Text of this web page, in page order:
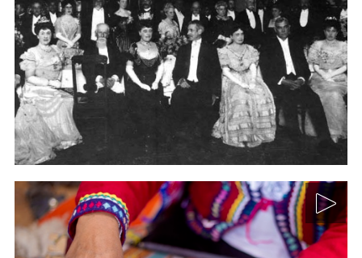
La moda occidental: del
uniforme burgués de vida. Su
protagonismo en el
modernismo y su vinculación
con las vanguardias